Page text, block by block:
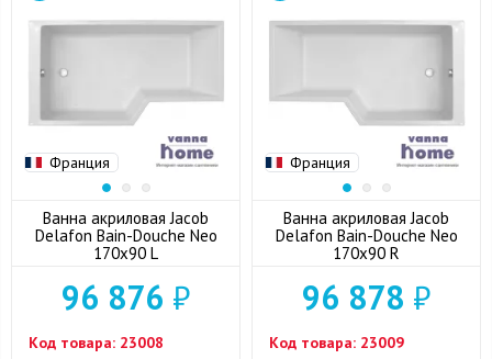
Франция
Ванна акриловая Jacob
Delafon Bain-Douche Neo
170x90 L
96 876 ₽
Код товара: 23008
Франция
Ванна акриловая Jacob
Delafon Bain-Douche Neo
170x90 R
96 878 ₽
Код товара: 23009